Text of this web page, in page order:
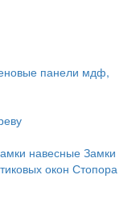
панели мдф,
навесные Замки
окон Стопора